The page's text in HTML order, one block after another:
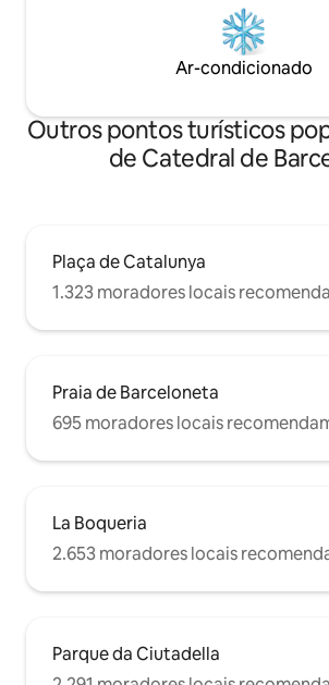
Ar-condicionado
Outros pontos turísticos
de Catedral de
Plaça de Catalunya
1.323 moradores locais
Praia de Barceloneta
695 moradores locais
La Boqueria
2.653 moradores locais
Parque da Ciutadella